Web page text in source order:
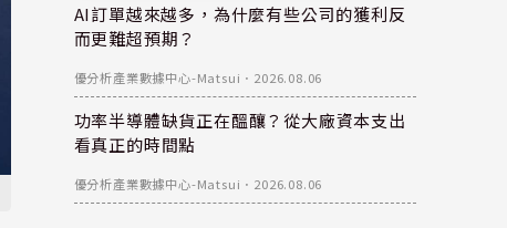
AI訂單越來越多，為什麼有些公司的獲利反
而更難超預期？
優分析產業數據中心-Matsui ． 2026.08.06
功率半導體缺貨正在醞釀？從大廠資本支出
看真正的時間點
優分析產業數據中心-Matsui ． 2026.08.06